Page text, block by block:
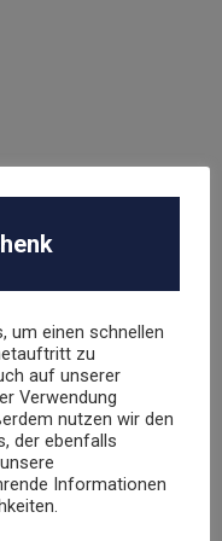
um einen schnellen
zu
auf unserer
Verwendung
nutzen wir den
der ebenfalls
Informationen